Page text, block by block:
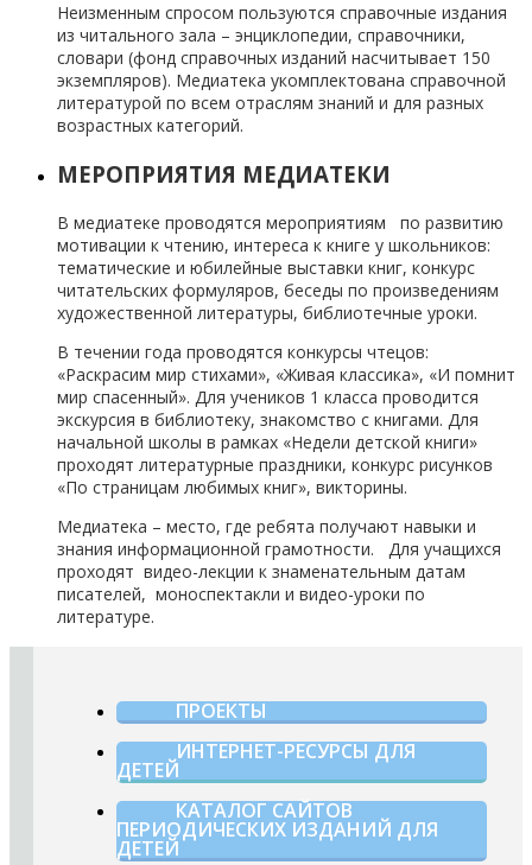
Неизменным спросом пользуются справочные издания
из читального зала – энциклопедии, справочники,
словари (фонд справочных изданий насчитывает 150
экземпляров). Медиатека укомплектована справочной
литературой по всем отраслям знаний и для разных
возрастных категорий.
МЕРОПРИЯТИЯ МЕДИАТЕКИ
В медиатеке проводятся мероприятиям по развитию
мотивации к чтению, интереса к книге у школьников:
тематические и юбилейные выставки книг, конкурс
читательских формуляров, беседы по произведениям
художественной литературы, библиотечные уроки.
В течении года проводятся конкурсы чтецов:
«Раскрасим мир стихами», «Живая классика», «И помнит
мир спасенный». Для учеников 1 класса проводится
экскурсия в библиотеку, знакомство с книгами. Для
начальной школы в рамках «Недели детской книги»
проходят литературные праздники, конкурс рисунков
«По страницам любимых книг», викторины.
Медиатека – место, где ребята получают навыки и
знания информационной грамотности. Для учащихся
проходят видео-лекции к знаменательным датам
писателей, моноспектакли и видео-уроки по
литературе.
ПРОЕКТЫ
ИНТЕРНЕТ-РЕСУРСЫ ДЛЯ
ДЕТЕЙ
КАТАЛОГ САЙТОВ
ПЕРИОДИЧЕСКИХ ИЗДАНИЙ ДЛЯ
ДЕТЕЙ